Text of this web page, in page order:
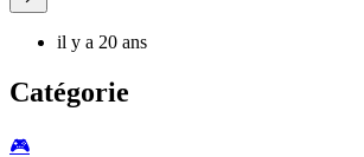
il y a 20 ans
Catégorie
🎮️